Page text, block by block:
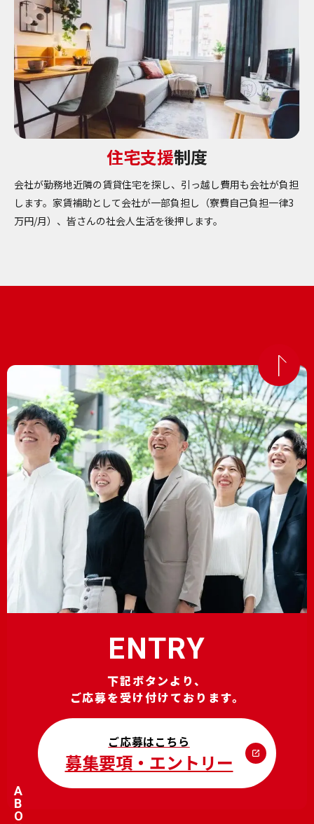
住宅支援制度
会社が勤務地近隣の賃貸住宅を探し、引っ越し費用も会社が負担
します。家賃補助として会社が一部負担し（寮費自己負担一律3
万円/月）、皆さんの社会人生活を後押します。
ENTRY
下記ボタンより、
ご応募を受け付けております。
ご応募はこちら
募集要項・エントリー
A
B
O